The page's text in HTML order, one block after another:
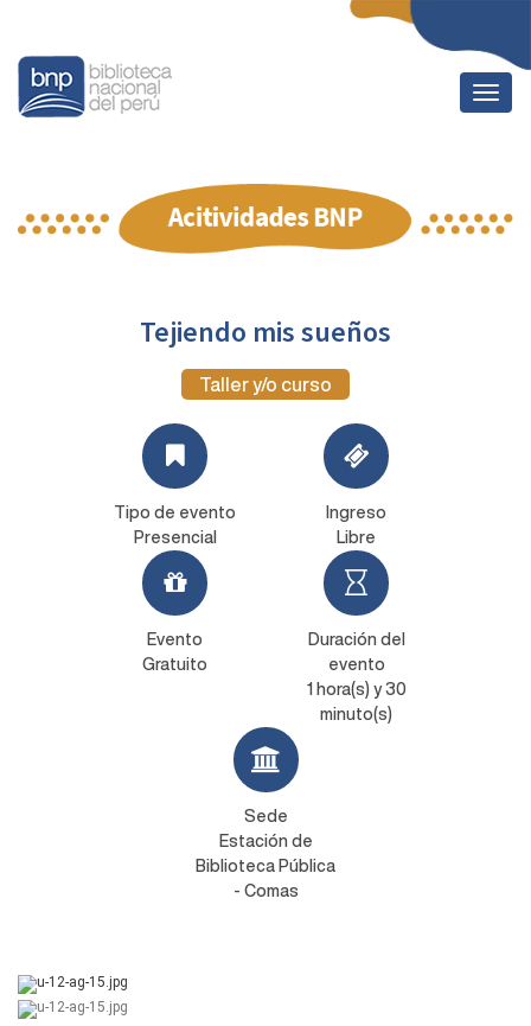
Tejiendo mis sueños
Taller y/o curso
Tipo de evento
Presencial
Ingreso
Libre
Evento
Gratuito
Duración del
evento
1 hora(s) y 30
minuto(s)
Sede
Estación de
Biblioteca Pública
- Comas